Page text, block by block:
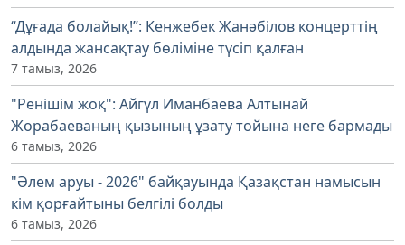
“Дұғада болайық!”: Кенжебек Жанәбілов концерттің
алдында жансақтау бөліміне түсіп қалған
7 тамыз, 2026
"Ренішім жоқ": Айгүл Иманбаева Алтынай
Жорабаеваның қызының ұзату тойына неге бармады
6 тамыз, 2026
"Әлем аруы - 2026" байқауында Қазақстан намысын
кім қорғайтыны белгілі болды
6 тамыз, 2026